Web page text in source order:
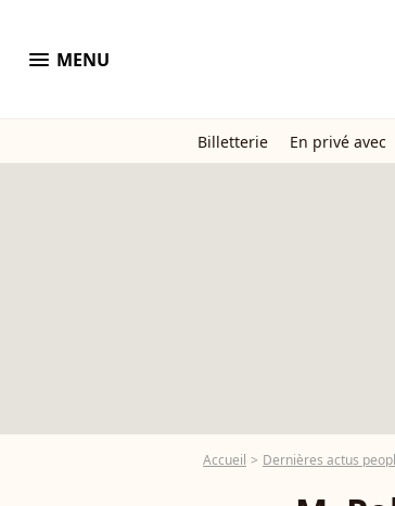
menu MENU
Billetterie En privé avec
Accueil Dernières actus